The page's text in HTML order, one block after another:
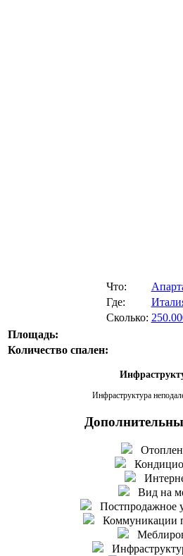
Что:
Где:
Сколько:
Площадь:
Количество спален:
Инфраструктура
Вид на
Постпродажное
Коммуникации